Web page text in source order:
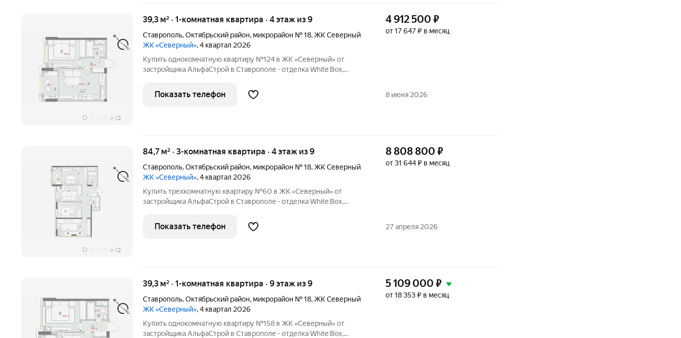
+ 12
39,3 м² · 1-комнатная квартира · 4 этаж из 9
Ставрополь,Октябрьский район, микрорайон № 18,ЖК Северный
ЖК «Северный», 4 квартал 2026
Купить однокомнатную квартиру №124 в ЖК «Северный» от
застройщика АльфаСтрой в Ставрополе - отделка White Box,
4 912 500 ₽
от 17 647 ₽ в месяц
Показать телефон 8 июня 2026
+ 12
84,7 м² · 3-комнатная квартира · 4 этаж из 9
Ставрополь,Октябрьский район, микрорайон № 18,ЖК Северный
ЖК «Северный», 4 квартал 2026
Купить трехкомнатную квартиру №60 в ЖК «Северный» от
застройщика АльфаСтрой в Ставрополе - отделка White Box,
8 808 800 ₽
от 31 644 ₽ в месяц
Показать телефон 27 апреля 2026
39,3 м² · 1-комнатная квартира · 9 этаж из 9
Ставрополь,Октябрьский район, микрорайон № 18,ЖК Северный
ЖК «Северный», 4 квартал 2026
Купить однокомнатную квартиру №158 в ЖК «Северный» от
застройщика АльфаСтрой в Ставрополе - отделка White Box,
5 109 000 ₽
от 18 353 ₽ в месяц